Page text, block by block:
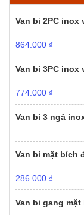
Van bi 2PC
864.000 ₫
Van bi 3PC
774.000 ₫
Van bi 3 ngả
Van bi mặt bích
286.000 ₫
Van bi gang